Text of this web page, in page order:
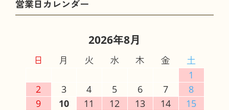
2026年8月
日 月 火 水 木 金
土
1
2
3 4 5 6 7
8
9
10 11 12 13 14
15